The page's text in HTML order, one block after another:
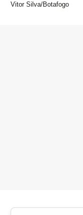
Vitor Silva/Botafogo